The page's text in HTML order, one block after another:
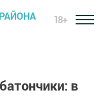
18+
в